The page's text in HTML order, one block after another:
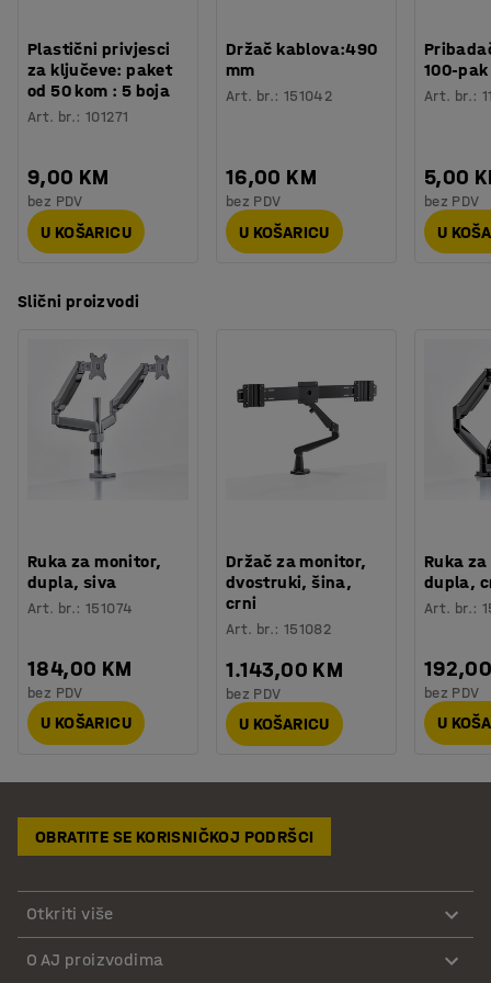
Plastični privjesci
za ključeve: paket
od 50 kom : 5 boja
Art. br.:101271
9,00 KM
bez PDV
U KOŠARICU
Držač kablova:490
mm
Art. br.: 151042
16,00 KM
bez PDV
U KOŠARICU
100-pak
Art. br.:
5,00
bez PDV
U
Slični proizvodi
Ruka za monitor,
dupla, siva
Art. br.:151074
184,00 KM
bez PDV
U KOŠARICU
Držač za monitor,
dvostruki, šina,
crni
Art. br.: 151082
1.143,00 KM
bez PDV
U KOŠARICU
Ruka
dupla,
Art. br.:
bez PDV
U
OBRATITE SE KORISNIČKOJ PODRŠCI
Otkriti više
O AJ proizvodima